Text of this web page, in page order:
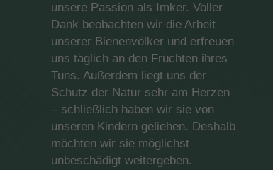
unsere Passion als Imker. Voller
Dank beobachten wir die Arbeit
unserer Bienenvölker und erfreuen
uns täglich an den Früchten ihres
Tuns. Außerdem liegt uns der
Schutz der Natur sehr am Herzen
– schließlich haben wir sie von
unseren Kindern geliehen. Deshalb
möchten wir sie möglichst
unbeschädigt weitergeben.